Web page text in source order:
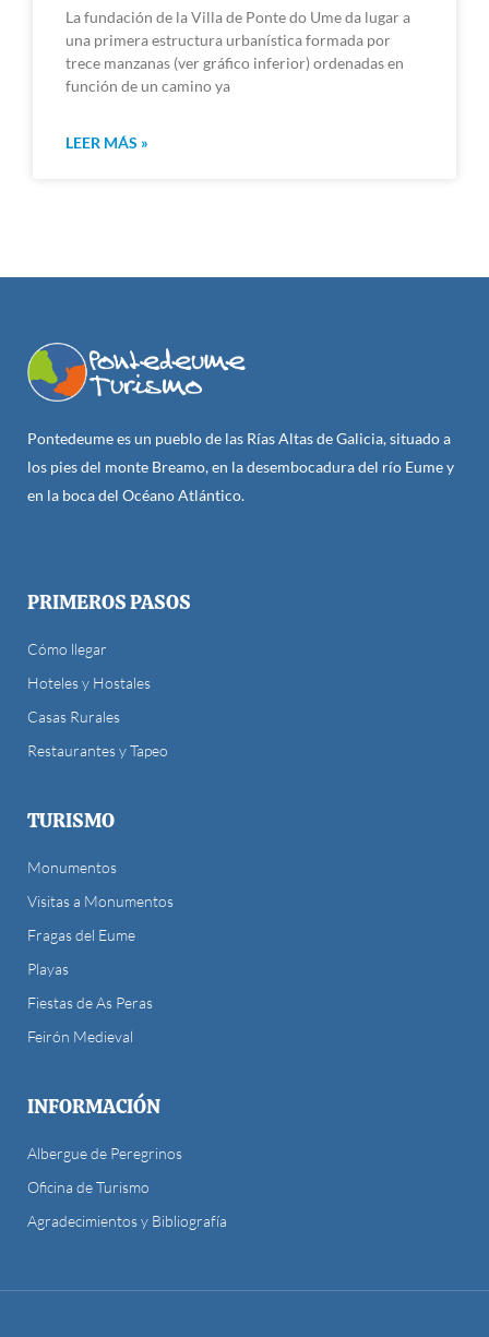
La fundación de la Villa de Ponte do Ume da lugar a
una primera estructura urbanística formada por
trece manzanas (ver gráfico inferior) ordenadas en
función de un camino ya
LEER MÁS »
Pontedeume es un pueblo de las Rías Altas de Galicia, situado a
los pies del monte Breamo, en la desembocadura del río Eume y
en la boca del Océano Atlántico.
PRIMEROS PASOS
Cómo llegar
Hoteles y Hostales
Casas Rurales
Restaurantes y Tapeo
TURISMO
Monumentos
Visitas a Monumentos
Fragas del Eume
Playas
Fiestas de As Peras
Feirón Medieval
INFORMACIÓN
Albergue de Peregrinos
Oficina de Turismo
Agradecimientos y Bibliografía